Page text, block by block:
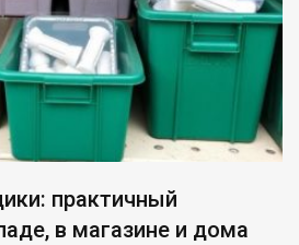
практичный
в магазине и дома